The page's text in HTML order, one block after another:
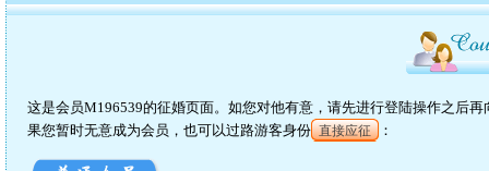
这是会员M196539的征婚页面。如您对他有意，请先进行登陆操作之后
果您暂时无意成为会员，也可以过路游客身份 直接应征 ：